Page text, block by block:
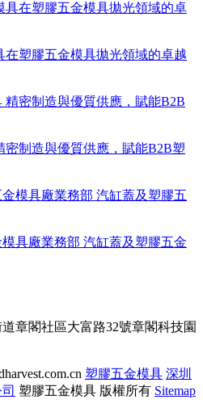
塑膠五金模具拋光領域的卓越
制造與優質供應，賦能B2B塑
具廠業務部 汽缸蓋及塑膠五金
章閣社區大富路32號章閣科技園
塑膠五金模具 深圳
塑膠五金模具 版權所有 Sitemap